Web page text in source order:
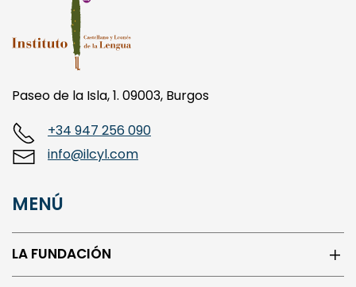
Paseo de la Isla, 1. 09003, Burgos
+34 947 256 090
info@ilcyl.com
MENÚ
LA FUNDACIÓN